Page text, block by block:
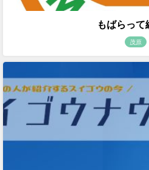
もばらって
茂原